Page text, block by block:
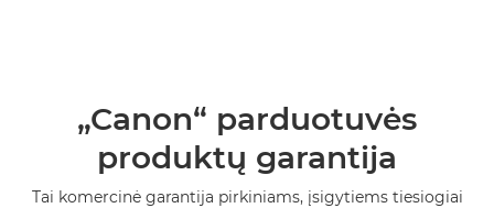
„Canon“ parduotuvės
produktų garantija
Tai komercinė garantija pirkiniams, įsigytiems tiesiogiai